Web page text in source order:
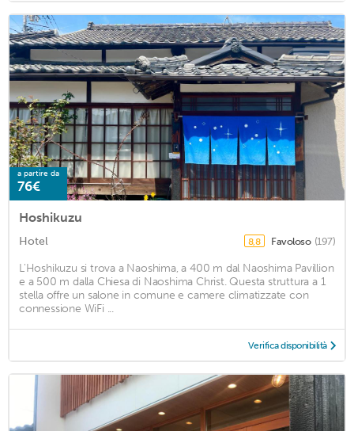
a partire da
76€
Hoshikuzu
Hotel 8,8 Favoloso (197)
L'Hoshikuzu si trova a Naoshima, a 400 m dal Naoshima Pavillion
e a 500 m dalla Chiesa di Naoshima Christ. Questa struttura a 1
stella offre un salone in comune e camere climatizzate con
connessione WiFi ...
Verifica disponibilità